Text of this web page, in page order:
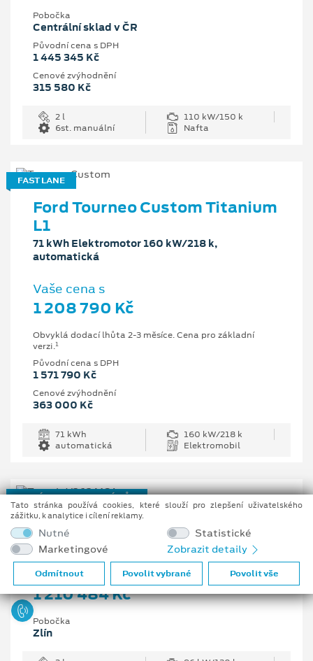
Pobočka
Centrální sklad v ČR
Původní cena s DPH
1 445 345 Kč
Cenové zvýhodnění
315 580 Kč
2 l
110 kW/150 k
6st. manuální
Nafta
FAST LANE
Ford Tourneo Custom Titanium
L1
71 kWh Elektromotor 160 kW/218 k,
automatická
Vaše cena s
1 208 790 Kč
Obvyklá dodací lhůta 2-3 měsíce. Cena pro základní
verzi.1
Původní cena s DPH
1 571 790 Kč
Cenové zvýhodnění
363 000 Kč
71 kWh
160 kW/218 k
automatická
Elektromobil
NOVÝ REGISTROVANÝ VŮZ
Ford Transit Trend 350 L3
Van, 2 EcoBlue 96 kW/130 k, 6st. manuální
Vaše cena s DPH
1 210 484 Kč
Pobočka
Zlín
Tato stránka používá cookies, které slouží pro zlepšení uživatelského
zážitku, k analytice i cílení reklamy.
Nutné
Statistické
Marketingové
Zobrazit detaily
Odmítnout Povolit vybrané Povolit vše